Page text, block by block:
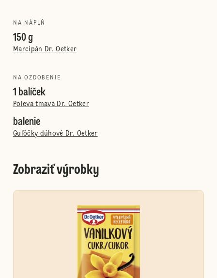
NA NÁPLŇ
150 g
Marcipán Dr. Oetker
NA OZDOBENIE
1 balíček
Poleva tmavá Dr. Oetker
balenie
Guľôčky dúhové Dr. Oetker
Zobraziť výrobky